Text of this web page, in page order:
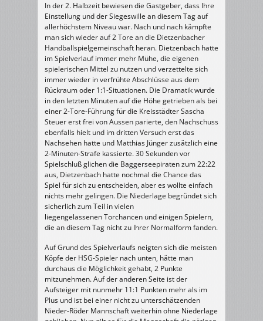
In der 2. Halbzeit bewiesen die Gastgeber, dass Ihre
Einstellung und der Siegeswille an diesem Tag auf
allerhöchstem Niveau war. Nach und nach kämpfte
man sich wieder auf 2 Tore an die Dietzenbacher
Handballspielgemeinschaft heran. Dietzenbach hatte
im Spielverlauf immer mehr Mühe, die eigenen
spielerischen Mittel zu nutzen und verzettelte sich
immer wieder in verfrühte Abschlüsse aus dem
Rückraum oder 1:1-Situationen. Die Dramatik wurde
in den letzten Minuten auf die Höhe getrieben als bei
einer 2-Tore-Führung für die Kreisstädter Sascha
Steuer erst frei von Aussen parierte, den Nachschuss
ebenfalls hielt und im dritten Versuch erst das
Nachsehen hatte und Matthias Jünger zusätzlich eine
2-Minuten-Strafe kassierte. 30 Sekunden vor
Spielschluß glichen die Baggerseepiraten zum 22:22
aus, Dietzenbach hatte nochmal die Chance das
Spiel für sich zu entscheiden, aber es wollte einfach
nichts mehr gelingen. Die Niederlage begründet sich
sicherlich zum Teil in vielen
liegengelassenen Torchancen und einigen Spielern,
die an diesem Tag nicht zu Ihrer Normalform fanden.
Auf Grund des Spielverlaufs neigten sich die meisten
Köpfe der HSG-Spieler nach unten, hätte man
durchaus die Möglichkeit gehabt, 2 Punkte
mitzunehmen. Auf der anderen Seite ist der
Aufsteiger mit nunmehr 11:1 Punkten mehr als im
Plus und ist bei einer nicht zu unterschätzenden
Nieder-Röder Mannschaft weiterhin ohne Niederlage